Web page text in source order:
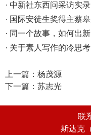
· 中新社东西问采访实
· 同一个故事，如何出
· 关于素人写作的冷思考
上一篇： 杨茂源
下一篇： 苏志光
联
斯达克